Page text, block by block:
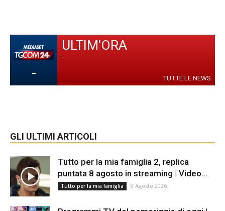
-
ULTIM'ORA
-
TUTTE LE NEWS
GLI ULTIMI ARTICOLI
Tutto per la mia famiglia 2, replica
puntata 8 agosto in streaming | Video...
Tutto per la mia famiglia 8 Agosto 2026